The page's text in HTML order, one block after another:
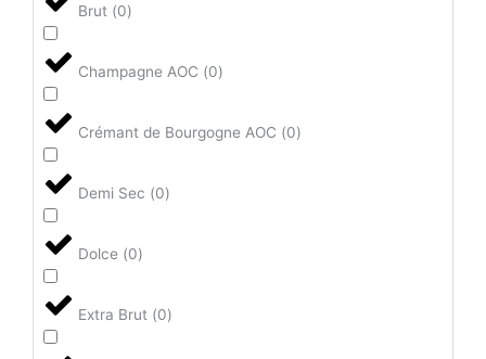
Brut (0)
Champagne AOC (0)
Crémant de Bourgogne AOC (0)
Demi Sec (0)
Dolce (0)
Extra Brut (0)